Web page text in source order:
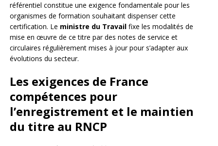
référentiel constitue une exigence fondamentale pour les
organismes de formation souhaitant dispenser cette
certification. Le ministre du Travail fixe les modalités de
mise en œuvre de ce titre par des notes de service et
circulaires régulièrement mises à jour pour s’adapter aux
évolutions du secteur.
Les exigences de France
compétences pour
l’enregistrement et le maintien
du titre au RNCP